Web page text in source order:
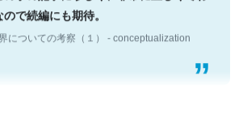
で続編にも期待。
についての考察（１） - conceptualization